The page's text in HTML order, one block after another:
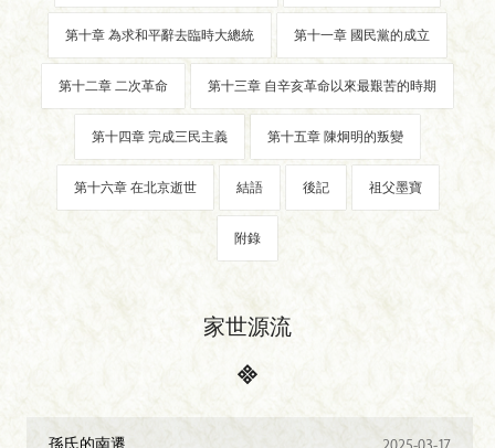
第十章 為求和平辭去臨時大總統 第十一章 國民黨的成立
第十二章 二次革命 第十三章 自辛亥革命以來最艱苦的時期
第十四章 完成三民主義 第十五章 陳炯明的叛變
第十六章 在北京逝世 結語 後記 祖父墨寶
附錄
家世源流
孫氏的南遷